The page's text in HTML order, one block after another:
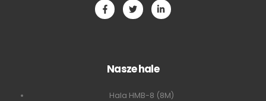
Nasze hale
Hala HMB-8 (8M)